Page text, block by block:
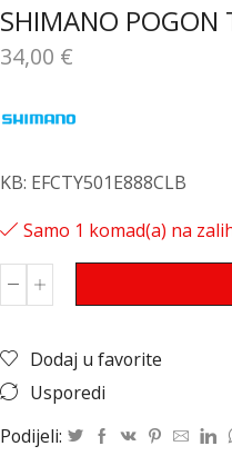
SHIMANO
34,00 €
KB: EFCTY501E888CLB
Samo 1 komad(a) na
Dodaj u favorite
Usporedi
Podijeli: